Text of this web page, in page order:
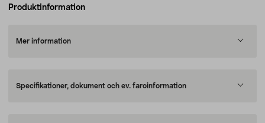
Produktinformation
Mer information
Specifikationer, dokument och ev. faroinformation